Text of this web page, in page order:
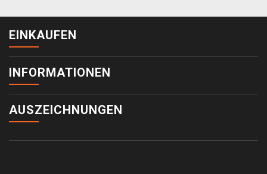
EINKAUFEN
INFORMATIONEN
AUSZEICHNUNGEN